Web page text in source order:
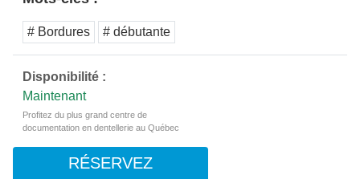
# Bordures # débutante
Disponibilité :
Maintenant
Profitez du plus grand centre de
documentation en dentellerie au Québec
RÉSERVEZ